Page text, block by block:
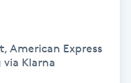
American Express
Klarna